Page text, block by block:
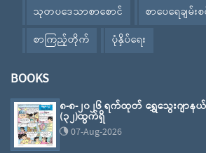
သုတပဒေသာစာစောင်
စာပေရေချမ်း
စာကြည့်တိုက်
ပုံနှိပ်ရေး
BOOKS
၈-၈-၂၀၂၆ ရက်ထုတ် ရွှေသွေးဂျာ
(၃၂)ထွက်ရှိ
07-Aug-2026